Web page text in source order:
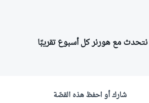
مع هورنر كل أسبوع تقريبًا
شارك أو احفظ هذه القصّة